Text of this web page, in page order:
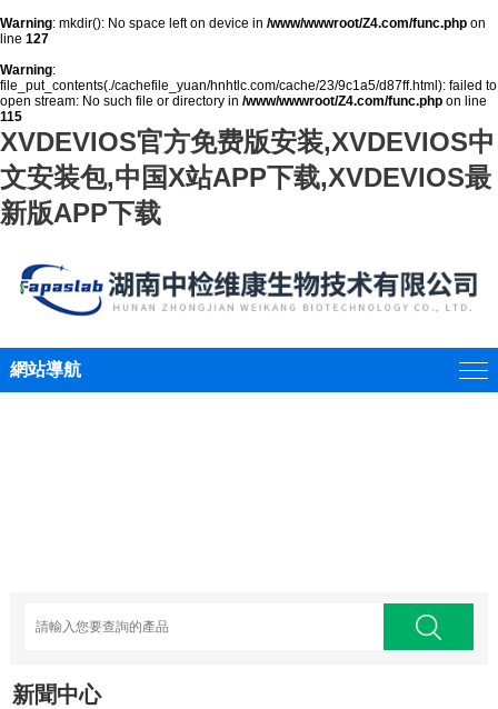
Warning: mkdir(): No space left on device in /www/wwwroot/Z4.com/func.php on
line 127
Warning:
file_put_contents(./cachefile_yuan/hnhtlc.com/cache/23/9c1a5/d87ff.html): failed to
open stream: No such file or directory in /www/wwwroot/Z4.com/func.php on line
115
XVDEVIOS官方免费版安装,XVDEVIOS中
文安装包,中国X站APP下载,XVDEVIOS最
新版APP下载
網站導航
新聞中心